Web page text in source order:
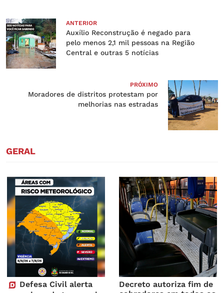
ANTERIOR
Auxílio Reconstrução é negado para
pelo menos 2,1 mil pessoas na Região
Central e outras 5 notícias
PRÓXIMO
Moradores de distritos protestam por
melhorias nas estradas
GERAL
Defesa Civil alerta
Decreto autoriza fim de